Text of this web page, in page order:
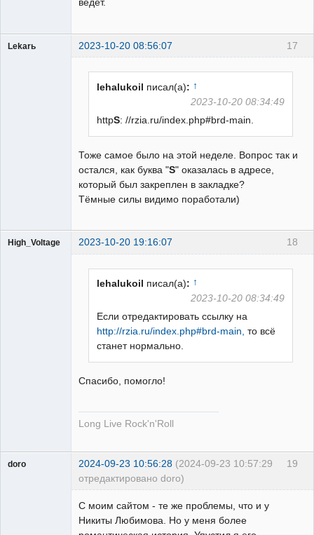
17
Lekarь 2023-10-20 08:56:07
lehalukoil писал(а): ↑
2023-10-20 08:34:49
httpS: //rzia.ru/index.php#brd-main.
Тоже самое было на этой неделе. Вопрос так и
остался, как буква "S" оказалась в адресе,
который был закреплен в закладке?
Тёмные силы видимо поработали)
18
High_Voltage 2023-10-20 19:16:07
lehalukoil писал(а): ↑
2023-10-20 08:34:49
Если отредактировать ссылку на
http://rzia.ru/index.php#brd-main, то всё
станет нормально.
Спасибо, помогло!
Long Live Rock'n'Roll
19
doro 2024-09-23 10:56:28 (2024-09-23 10:57:29
отредактировано doro)
С моим сайтом - те же проблемы, что и у
Никиты Любимова. Но у меня более